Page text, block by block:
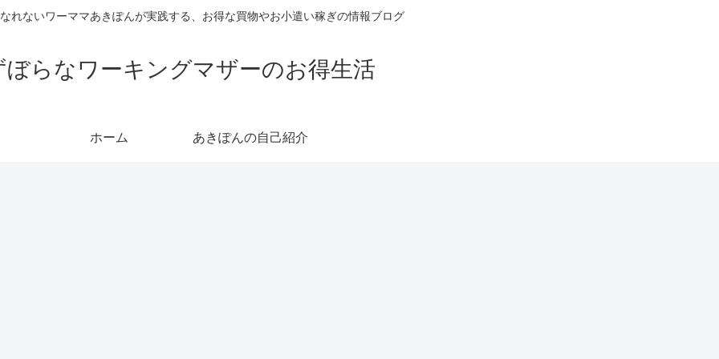
れないワーママあきぽんが実践する、お得な買物やお小遣い稼ぎの情報ブログ
ぼらなワーキングマザーのお得生活
ホーム あきぽんの自己紹介